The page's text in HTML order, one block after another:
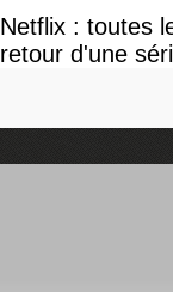
Netflix : toutes
retour d'une